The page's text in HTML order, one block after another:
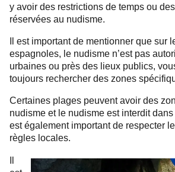
y avoir des restrictions de temps ou
réservées au nudisme.
Il est important de mentionner que sur
espagnoles, le nudisme n’est pas
urbaines ou près des lieux publics,
toujours rechercher des zones
Certaines plages peuvent avoir des
nudisme et le nudisme est interdit dans
est également important de respecter
règles locales.
Il